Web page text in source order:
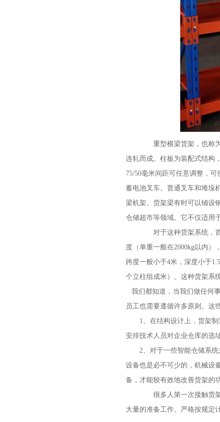
重型横梁货架，也称为
连轧而成。柱板为装配式结构
75/50毫米间距可任意调整，
蓄电池叉车。普通叉车和堆垛
梁机架。货架梁有时可以铺设
仓储超市等领域。它不仅适用
对于这种货架系统，首
度（单重一般在2000kg以内
跨度一般小于4米，深度小于
个立柱组成米）。这种货架系
我们都知道，当我们做任何
员工也需要遵循许多原则。这
1、在结构设计上，货架
安排技术人员对企业仓库的选
2、对于一些智能仓储系
设备也是必不可少的，机械设
备，才能较有效地改善货架的
很多人第一次接触货架
大量的准备工作。严格按规定